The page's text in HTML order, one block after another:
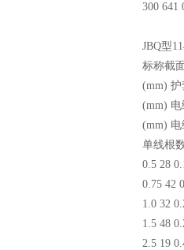
300 641
JBQ型
标称截
(mm)
(mm)
(mm)
单线根
0.5 28
0.75 42
1.0 32
1.5 48
2.5 19